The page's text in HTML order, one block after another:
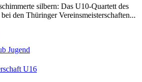
silbern: Das U10-Quartett des
den Thüringer Vereinsmeisterschaften...
Jugend
U16